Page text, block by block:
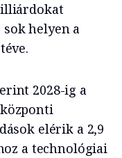
helyen a
2028-ig a
elérik a 2,9
a technológiai